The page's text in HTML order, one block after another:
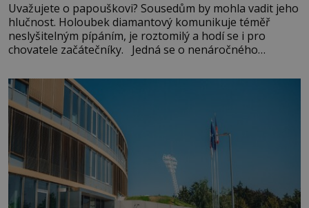
Uvažujete o papouškovi? Sousedům by mohla vadit jeho
hlučnost. Holoubek diamantový komunikuje téměř
neslyšitelným pípáním, je roztomilý a hodí se i pro
chovatele začátečníky. Jedná se o nenáročného
času tráví na zemi, kde sbírá zbytky semínek Jeho
domovinou je prakticky celá Austrálie s výjimkou
pobřežní oblasti.